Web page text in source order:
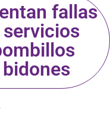
fallas